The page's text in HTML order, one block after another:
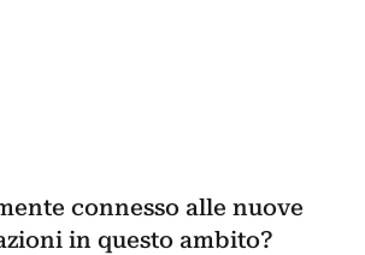
connesso alle nuove
in questo ambito?